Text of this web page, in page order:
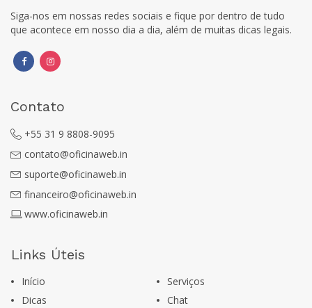
Siga-nos em nossas redes sociais e fique por dentro de tudo
que acontece em nosso dia a dia, além de muitas dicas legais.
Contato
+55 31 9 8808-9095
contato@oficinaweb.in
suporte@oficinaweb.in
financeiro@oficinaweb.in
www.oficinaweb.in
Links Úteis
Início
Serviços
Dicas
Chat